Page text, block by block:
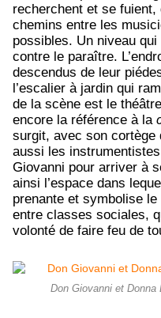
recherchent et se
chemins entre les
possibles. Un niveau
contre le paraître.
descendus de leur
l’escalier à jardin qui
de la scène est le
encore la référence à la
surgit, avec son cortège
aussi les
Giovanni pour arriver à
ainsi l’espace dans
prenante et symbolise
entre classes sociales,
volonté de faire feu de
Don Giovanni et